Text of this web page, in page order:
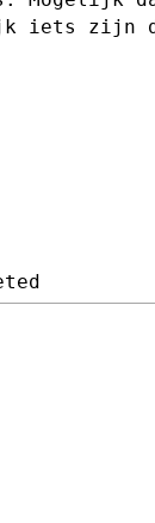
iets zijn